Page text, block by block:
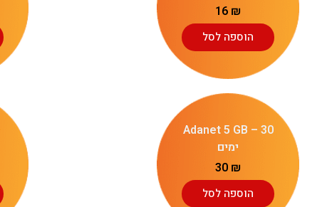
16 ₪
הוספה לסל
Adanet 5 GB – 30
ימים
30 ₪
הוספה לסל